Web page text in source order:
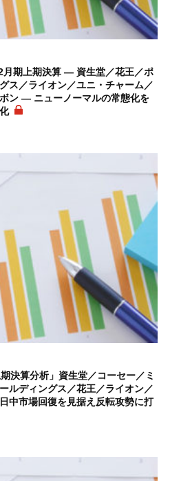
月期上期決算 ― 資生堂／花王／ポ
ス／ライオン／ユニ・チャーム／
ン ― ニューノーマルの常態化を
決算分析」資生堂／コーセー／ミ
ルディングス／花王／ライオン／
中市場回復を見据え反転攻勢に打